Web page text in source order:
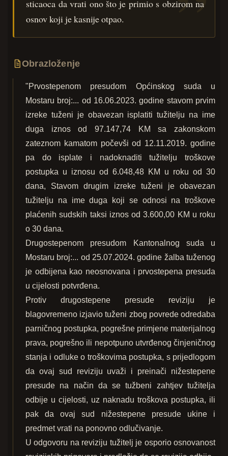
sticaoca da vrati ono što je primio s obzirom na
osnov koji je kasnije otpao.
Obrazloženje
"Prvostepenom presudom Općinskog suda u
Mostaru broj:... od 16.06.2023. godine stavom prvim
izreke tuženi je obavezan isplatiti tužitelju na ime
duga iznos od 97.147,74 KM sa zakonskom
zateznom kamatom počevši od 12.11.2019. godine
pa do isplate i nadoknaditi tužitelju troškove
postupka u iznosu od 6.048,48 KM u roku od 30
dana, Stavom drugim izreke tuženi je obavezan
tužitelju na ime duga koji se odnosi na troškove
plaćenih sudskih taksi iznos od 3.600,00 KM u roku
o 30 dana.
Drugostepenom presudom Kantonalnog suda u
Mostaru broj:... od 25.07.2024. godine žalba tuženog
je odbijena kao neosnovana i prvostepena presuda
u cijelosti potvrđena.
Protiv drugostepene presude reviziju je
blagovremeno izjavio tuženi zbog povrede odredaba
parničnog postupka, pogrešne primjene materijalnog
prava, pogrešno ili nepotpuno utvrđenog činjeničnog
stanja i odluke o troškovima postupka, s prijedlogom
da ovaj sud reviziju uvaži i preinači nižestepene
presude na način da se tužbeni zahtjev tužitelja
odbije u cijelosti, uz naknadu troškova postupka, ili
pak da ovaj sud nižestepene presude ukine i
predmet vrati na ponovno odlučivanje.
U odgovoru na reviziju tužitelj je osporio osnovanost